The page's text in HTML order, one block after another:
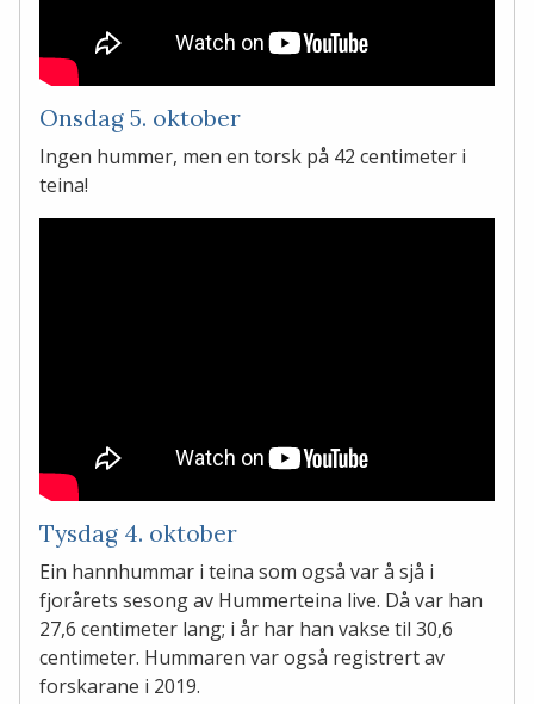
Onsdag 5. oktober
Ingen hummer, men en torsk på 42 centimeter i
teina!
Tysdag 4. oktober
Ein hannhummar i teina som også var å sjå i
fjorårets sesong av Hummerteina live. Då var han
27,6 centimeter lang; i år har han vakse til 30,6
centimeter. Hummaren var også registrert av
forskarane i 2019.